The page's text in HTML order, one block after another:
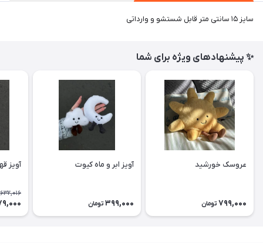
سایز ۱۵ سانتی متر قابل شستشو و وارداتی
✨ پیشنهادهای ویژه برای شما
عروسک خورشید
799,000 تومان
آویز ابر و ماه کیوت
399,000 تومان
آویز
632,016